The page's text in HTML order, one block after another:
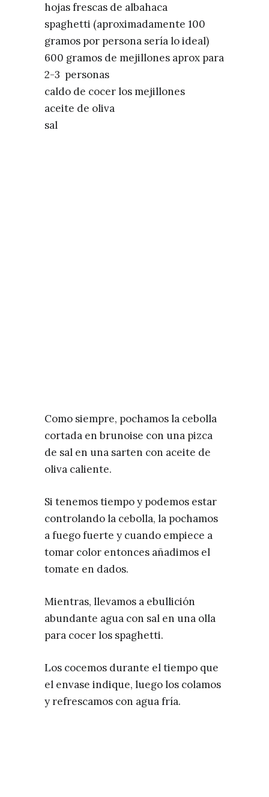
hojas frescas de albahaca
spaghetti (aproximadamente 100
gramos por persona sería lo ideal)
600 gramos de mejillones aprox para
2-3 personas
caldo de cocer los mejillones
aceite de oliva
sal
Como siempre, pochamos la cebolla
cortada en brunoise con una pizca
de sal en una sarten con aceite de
oliva caliente.
Si tenemos tiempo y podemos estar
controlando la cebolla, la pochamos
a fuego fuerte y cuando empiece a
tomar color entonces añadimos el
tomate en dados.
Mientras, llevamos a ebullición
abundante agua con sal en una olla
para cocer los spaghetti.
Los cocemos durante el tiempo que
el envase indique, luego los colamos
y refrescamos con agua fría.